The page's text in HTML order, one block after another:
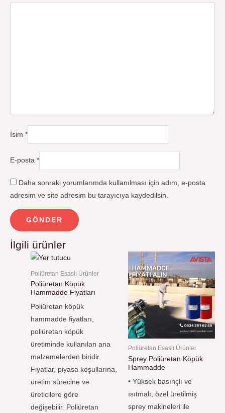
İsim *
E-posta *
Daha sonraki yorumlarımda kullanılması için adım, e-posta
adresim ve site adresim bu tarayıcıya kaydedilsin.
İlgili ürünler
Poliüretan Esaslı Ürünler
Poliüretan Köpük
Hammadde Fiyatları
Poliüretan köpük
hammadde fiyatları,
poliüretan köpük
üretiminde kullanılan ana
malzemelerden biridir.
Fiyatlar, piyasa koşullarına,
üretim sürecine ve
üreticilere göre
değişebilir. Poliüretan
Poliüretan Esaslı Ürünler
Sprey Poliüretan Köpük
Hammadde
• Yüksek basınçlı ve
ısıtmalı, özel üretilmiş
sprey makineleri ile